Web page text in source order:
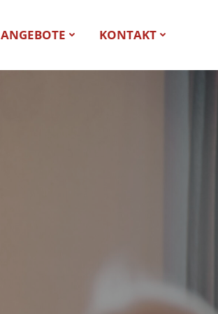
ANGEBOTE KONTAKT